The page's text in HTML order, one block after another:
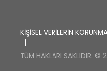
KİŞİSEL VERİLERİN
|
TÜM HAKLARI SAKLIDIR.